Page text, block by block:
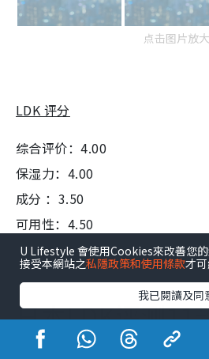
点击图片放大
LDK 评分
综合评价：4.00
保湿力：4.00
成分 ：3.50
可用性：4.50
来源：Amazon、Lotte、LDK
日本LDK评测11
20元平价货夺
U Lifestyle 會使用Cookies來改善您
接受本網站之私隱政策和使用條款才可
我已閱讀及同